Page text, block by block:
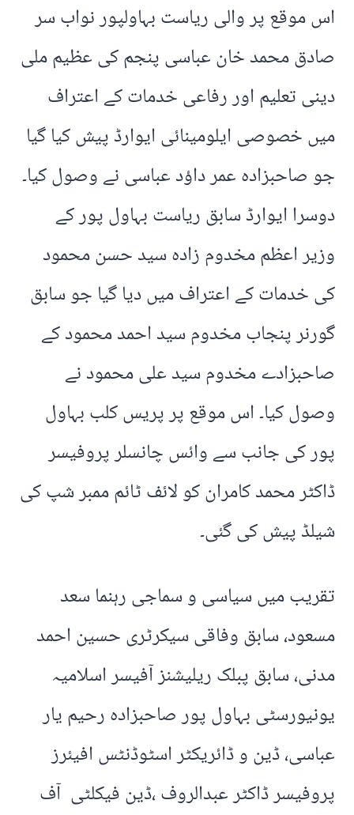
اس موقع پر والی ریاست بہاولپور نواب سر
صادق محمد خان عباسی پنجم کی عظیم ملی
دینی تعلیم اور رفاعی خدمات کے اعتراف
میں خصوصی ایلومینائی ایوارڈ پیش کیا گیا
جو صاحبزادہ عمر داؤد عباسی نے وصول کیا۔
دوسرا ایوارڈ سابق ریاست بہاول پور کے
وزیر اعظم مخدوم زادہ سید حسن محمود
کی خدمات کے اعتراف میں دیا گیا جو سابق
گورنر پنجاب مخدوم سید احمد محمود کے
صاحبزادے مخدوم سید علی محمود نے
وصول کیا۔ اس موقع پر پریس کلب بہاول
پور کی جانب سے وائس چانسلر پروفیسر
ڈاکٹر محمد کامران کو لائف ٹائم ممبر شپ کی
شیلڈ پیش کی گئی۔
تقریب میں سیاسی و سماجی رہنما سعد
مسعود، سابق وفاقی سیکرٹری حسین احمد
مدنی، سابق پبلک ریلیشنز آفیسر اسلامیہ
یونیورسٹی بہاول پور صاحبزادہ رحیم یار
عباسی، ڈین و ڈائریکٹر اسٹوڈنٹس افیئرز
پروفیسر ڈاکٹر عبدالروف ،ڈین فیکلٹی آف